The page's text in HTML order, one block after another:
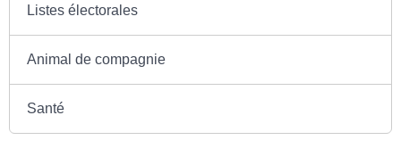
Listes électorales
Animal de compagnie
Santé